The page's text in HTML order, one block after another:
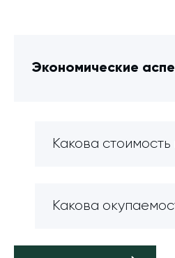
Экономические
Какова
Какова